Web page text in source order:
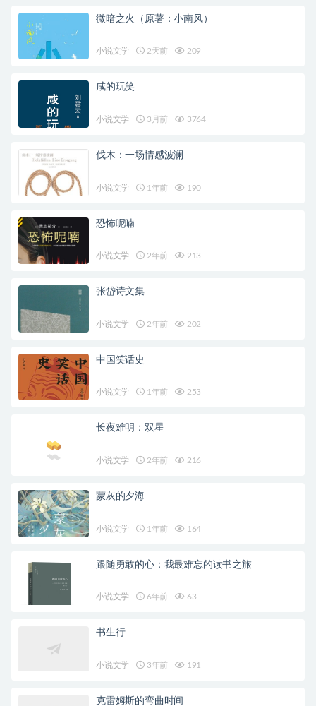
微暗之火（原著：小南风）
小说文学 2天前 209
咸的玩笑
小说文学 3月前 3764
伐木：一场情感波澜
小说文学 1年前 190
恐怖呢喃
小说文学 2年前 213
张岱诗文集
小说文学 2年前 202
中国笑话史
小说文学 1年前 253
长夜难明：双星
小说文学 2年前 216
蒙灰的夕海
小说文学 1年前 164
跟随勇敢的心：我最难忘的读书之旅
小说文学 6年前 63
书生行
小说文学 3年前 191
克雷姆斯的弯曲时间